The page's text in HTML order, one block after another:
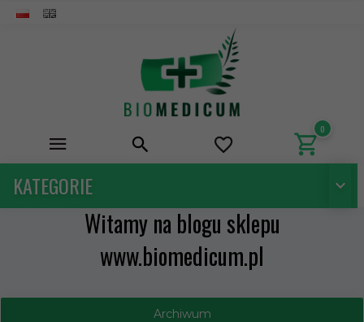
0
KATEGORIE
Witamy na blogu sklepu
www.biomedicum.pl
Archiwum